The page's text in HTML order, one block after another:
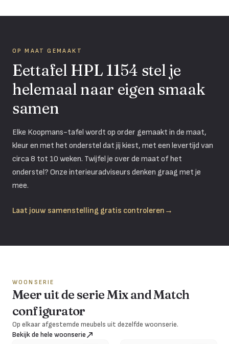
OP MAAT GEMAAKT
Eettafel HPL 1154 stel je
helemaal naar eigen smaak
samen
Elke Koopmans-tafel wordt op order gemaakt in de maat,
kleur en met het onderstel dat jij kiest, met een levertijd van
circa 8 tot 10 weken. Twijfel je over de maat of het
onderstel? Onze interieuradviseurs denken graag met je
mee.
Laat jouw samenstelling gratis controleren →
WOONSERIE
Meer uit de serie Mix and Match
configurator
Op elkaar afgestemde meubels uit dezelfde woonserie.
Bekijk de hele woonserie